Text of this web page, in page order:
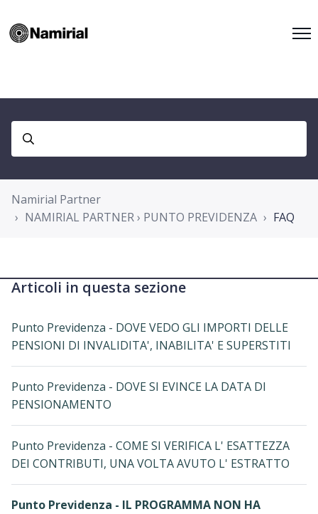
Namirial Partner
NAMIRIAL PARTNER › PUNTO PREVIDENZA
FAQ
Articoli in questa sezione
Punto Previdenza - DOVE VEDO GLI IMPORTI DELLE
PENSIONI DI INVALIDITA', INABILITA' E SUPERSTITI
Punto Previdenza - DOVE SI EVINCE LA DATA DI
PENSIONAMENTO
Punto Previdenza - COME SI VERIFICA L' ESATTEZZA
DEI CONTRIBUTI, UNA VOLTA AVUTO L' ESTRATTO
Punto Previdenza - IL PROGRAMMA NON HA